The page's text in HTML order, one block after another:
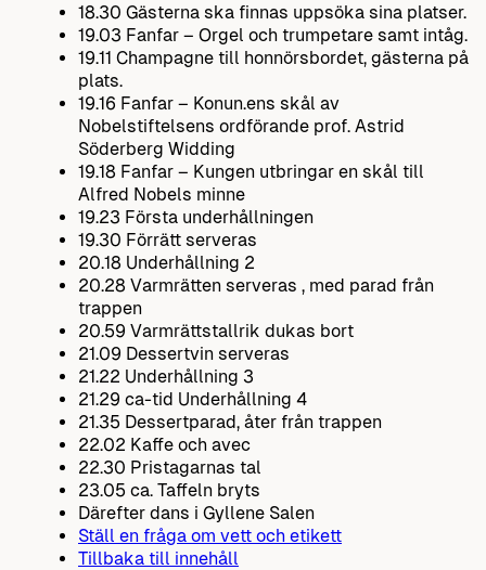
18.30 Gästerna ska finnas uppsöka sina platser.
19.03 Fanfar – Orgel och trumpetare samt intåg.
19.11 Champagne till honnörsbordet, gästerna på
plats.
19.16 Fanfar – Konun.ens skål av
Nobelstiftelsens ordförande prof. Astrid
Söderberg Widding
19.18 Fanfar – Kungen utbringar en skål till
Alfred Nobels minne
19.23 Första underhållningen
19.30 Förrätt serveras
20.18 Underhållning 2
20.28 Varmrätten serveras , med parad från
trappen
20.59 Varmrättstallrik dukas bort
21.09 Dessertvin serveras
21.22 Underhållning 3
21.29 ca-tid Underhållning 4
21.35 Dessertparad, åter från trappen
22.02 Kaffe och avec
22.30 Pristagarnas tal
23.05 ca. Taffeln bryts
Därefter dans i Gyllene Salen
Ställ en fråga om vett och etikett
Tillbaka till innehåll